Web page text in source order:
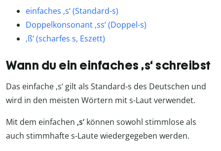
einfaches ‚s‘ (Standard-s)
Doppelkonsonant ‚ss‘ (Doppel-s)
‚ß‘ (scharfes s, Eszett)
Wann du ein einfaches ‚s‘ schreibst
Das einfache ‚s‘ gilt als Standard-s des Deutschen und
wird in den meisten Wörtern mit s-Laut verwendet.
Mit dem einfachen ‚s‘ können sowohl stimmlose als
auch stimmhafte s-Laute wiedergegeben werden.